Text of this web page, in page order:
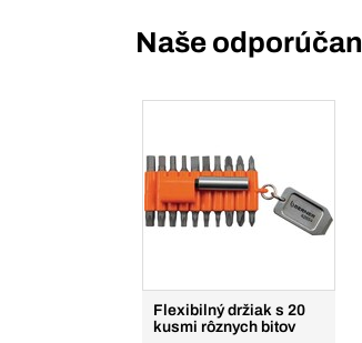
Naše
Flexibilný držiak s 20
kusmi rôznych bitov